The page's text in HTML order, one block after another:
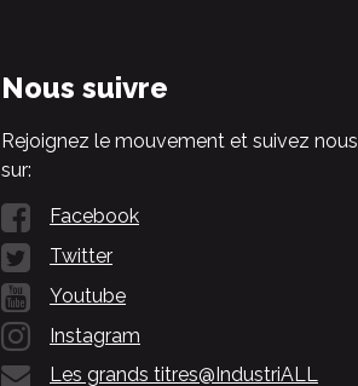
Nous suivre
Rejoignez le mouvement et suivez nous
sur:
Facebook
Twitter
Youtube
Instagram
Les grands titres@IndustriALL